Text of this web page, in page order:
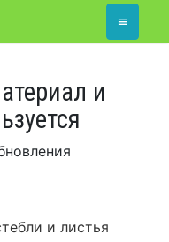
≡
и
и листья